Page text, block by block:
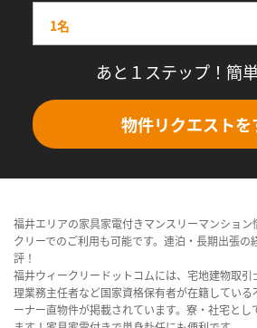
あと１ステップ！簡
物件リクエストを
福井エリアの家具家電付きマンスリーマンショ
クリーでのご利用も可能です。連泊・長期出張
評！
福井ウィークリードットコムには、宅地建物取
理業務主任者など国家資格保有者が在籍してい
ーナー直物件が掲載されています。寮・社宅と